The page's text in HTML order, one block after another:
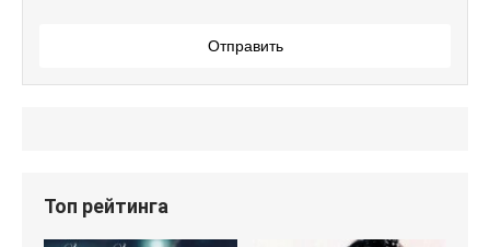
Отправить
Топ рейтинга